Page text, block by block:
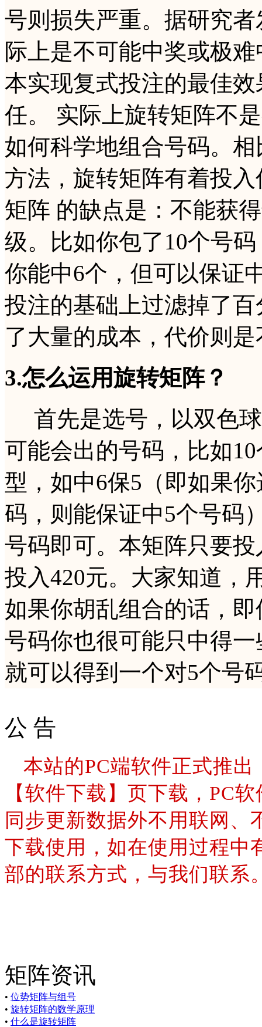
号则损失严重。据研究
际上是不可能中奖或极
本实现复式投注的最佳
任。 实际上旋转矩阵不
如何科学地组合号码。
方法，旋转矩阵有着投
矩阵 的缺点是：不能获
级。比如你包了10个号
你能中6个，但可以保证
投注的基础上过滤掉了
了大量的成本，代价则
3.怎么运用旋转矩阵？
首先是选号，以双色
可能会出的号码，比如
型，如中6保5（即如果
码，则能保证中5个号码
号码即可。本矩阵只要
投入420元。大家知道，
如果你胡乱组合的话，
号码你也很可能只中得
就可以得到一个对5个号
公 告
本站的PC端软件正式推
【软件下载】页下载，PC
同步更新数据外不用联网、
下载使用，如在使用过程中
部的联系方式，与我们联系
矩阵资讯
• 位势矩阵与组号
• 旋转矩阵的数学原理
• 什么是旋转矩阵